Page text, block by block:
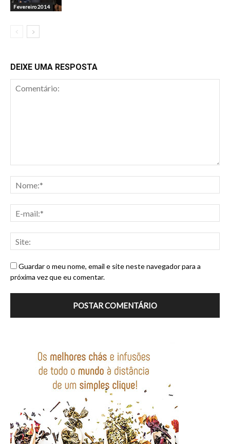
Fevereiro 2014
DEIXE UMA RESPOSTA
Guardar o meu nome, email e site neste navegador para a
próxima vez que eu comentar.